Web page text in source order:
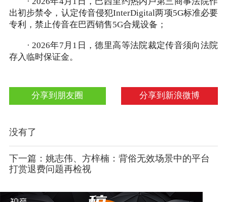
出初步禁令，认定传音侵犯InterDigital两项5G标准必要
专利，禁止传音在巴西销售5G合规设备；
· 2026年7月1日，德里高等法院裁定传音须向法院
存入临时保证金。
分享到新浪微博
分享到朋友圈
没有了
下一篇：姚志伟、方梓楠：背俗无效场景中的平台
打赏退费问题再检视